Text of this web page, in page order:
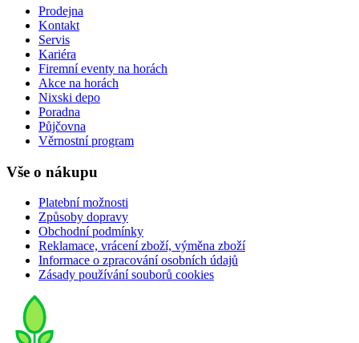
Prodejna
Kontakt
Servis
Kariéra
Firemní eventy na horách
Akce na horách
Nixski depo
Poradna
Půjčovna
Věrnostní program
Vše o nákupu
Platební možnosti
Způsoby dopravy
Obchodní podmínky
Reklamace, vrácení zboží, výměna zboží
Informace o zpracování osobních údajů
Zásady používání souborů cookies